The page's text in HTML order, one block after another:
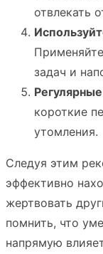
отвлекать
задач и
короткие
утомления.
Следуя этим
эффективно
жертвовать
помнить, что
напрямую